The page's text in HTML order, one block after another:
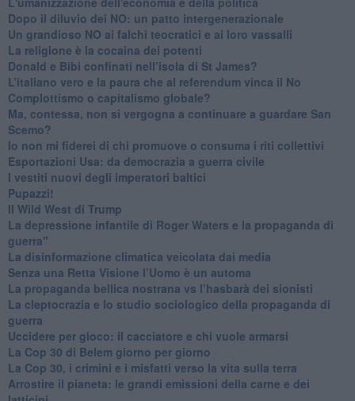
​Dopo il diluvio dei NO: un patto intergenerazionale
​Un grandioso NO ai falchi teocratici e ai loro vassalli
La religione è la cocaina dei potenti
Donald e Bibi confinati nell’isola di St James?
L’italiano vero e la paura che al referendum vinca il No
​Complottismo o capitalismo globale?
​Ma, contessa, non si vergogna a continuare a guardare San
Scemo?
​Io non mi fiderei di chi promuove o consuma i riti collettivi
Esportazioni Usa: da democrazia a guerra civile
​I vestiti nuovi degli imperatori baltici
​Pupazzi!
​Il Wild West di Trump
​La depressione infantile di Roger Waters e la propaganda di
guerra"
​La disinformazione climatica veicolata dai media
Senza una Retta Visione l’Uomo è un automa
​La propaganda bellica nostrana vs l’hasbarà dei sionisti
​La cleptocrazia e lo studio sociologico della propaganda di
guerra
​Uccidere per gioco: il cacciatore e chi vuole armarsi
​La Cop 30 di Belem giorno per giorno
La Cop 30, i crimini e i misfatti verso la vita sulla terra
Arrostire il pianeta: le grandi emissioni della carne e dei